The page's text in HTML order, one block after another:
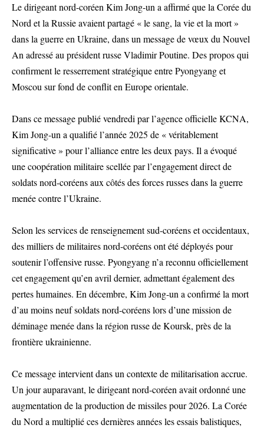
Le dirigeant nord-coréen Kim Jong-un a affirmé que la Corée du
Nord et la Russie avaient partagé « le sang, la vie et la mort »
dans la guerre en Ukraine, dans un message de vœux du Nouvel
An adressé au président russe Vladimir Poutine. Des propos qui
confirment le resserrement stratégique entre Pyongyang et
Moscou sur fond de conflit en Europe orientale.
Dans ce message publié vendredi par l’agence officielle KCNA,
Kim Jong-un a qualifié l’année 2025 de « véritablement
significative » pour l’alliance entre les deux pays. Il a évoqué
une coopération militaire scellée par l’engagement direct de
soldats nord-coréens aux côtés des forces russes dans la guerre
menée contre l’Ukraine.
Selon les services de renseignement sud-coréens et occidentaux,
des milliers de militaires nord-coréens ont été déployés pour
soutenir l’offensive russe. Pyongyang n’a reconnu officiellement
cet engagement qu’en avril dernier, admettant également des
pertes humaines. En décembre, Kim Jong-un a confirmé la mort
d’au moins neuf soldats nord-coréens lors d’une mission de
déminage menée dans la région russe de Koursk, près de la
frontière ukrainienne.
Ce message intervient dans un contexte de militarisation accrue.
Un jour auparavant, le dirigeant nord-coréen avait ordonné une
augmentation de la production de missiles pour 2026. La Corée
du Nord a multiplié ces dernières années les essais balistiques,